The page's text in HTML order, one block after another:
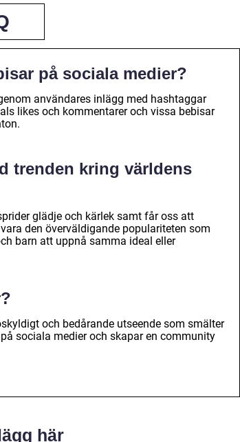
på sociala medier?
användares inlägg med hashtaggar
likes och kommentarer och vissa bebisar
trenden kring världens
glädje och kärlek samt får oss att
den överväldigande populariteten som
barn att uppnå samma ideal eller
och bedårande utseende som smälter
sociala medier och skapar en community
här